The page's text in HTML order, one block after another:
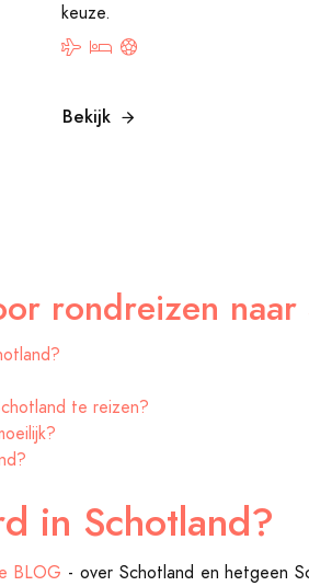
keuze.
Bekijk
rondreizen naar
te reizen?
in Schotland?
BLOG - over Schotland en hetgeen